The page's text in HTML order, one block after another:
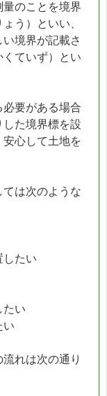
のことを境界
う）といい、
境界が記載さ
ていず）とい
要がある場合
た境界標を設
心して土地を
は次のような
したい
たい
い
れは次の通り